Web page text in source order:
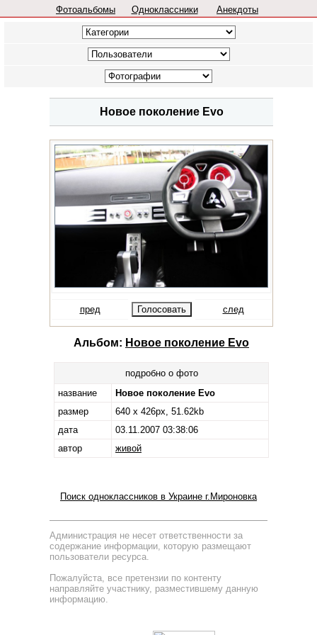
Фотоальбомы Одноклассники Анекдоты
Новое поколение Evo
пред след
Альбом: Новое поколение Evo
подробно о фото
название
Новое поколение Evo
размер
640 x 426px, 51.62kb
дата
03.11.2007 03:38:06
автор
живой
Поиск одноклассников в Украине г.Мироновка
Администрация не несет ответственности за
содержание информации, которую размещают
пользователи ресурса.
Пожалуйста, все претензии по контенту
направляйте участнику, разместившему данную
информацию.